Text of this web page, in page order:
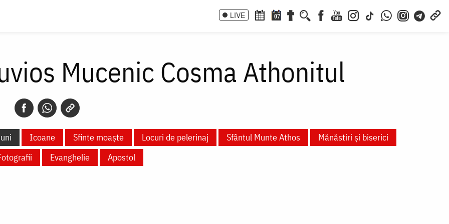
LIVE 07
Mucenic Cosma Athonitul
Icoane Sfinte moaște Locuri de pelerinaj Sfântul Munte Athos
Mănăstiri și biserici
Evanghelie Apostol